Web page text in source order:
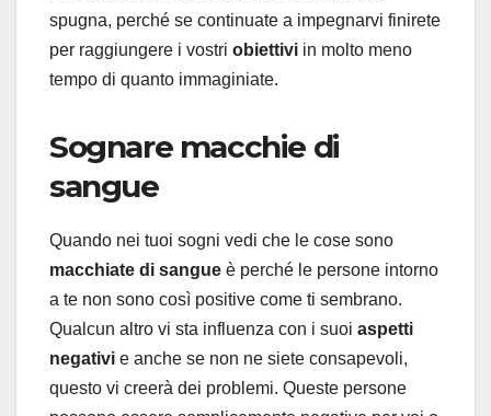
spugna, perché se continuate a impegnarvi finirete
per raggiungere i vostri obiettivi in molto meno
tempo di quanto immaginiate.
Sognare macchie di
sangue
Quando nei tuoi sogni vedi che le cose sono
macchiate di sangue è perché le persone intorno
a te non sono così positive come ti sembrano.
Qualcun altro vi sta influenza con i suoi aspetti
negativi e anche se non ne siete consapevoli,
questo vi creerà dei problemi. Queste persone